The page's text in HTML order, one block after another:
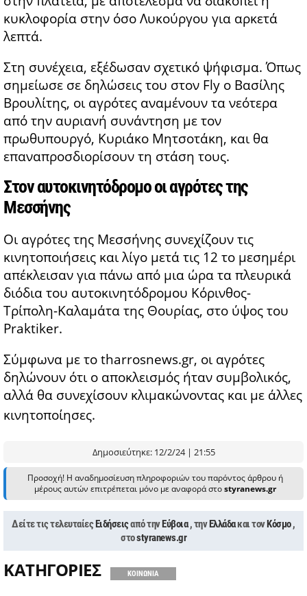
κυκλοφορία στην όσο Λυκούργου για αρκετά
λεπτά.
Στη συνέχεια, εξέδωσαν σχετικό ψήφισμα. Όπως
σημείωσε σε δηλώσεις του στον Fly ο Βασίλης
Βρουλίτης, οι αγρότες αναμένουν τα νεότερα
από την αυριανή συνάντηση με τον
πρωθυπουργό, Κυριάκο Μητσοτάκη, και θα
επαναπροσδιορίσουν τη στάση τους.
Στον αυτοκινητόδρομο οι αγρότες της
Μεσσήνης
Οι αγρότες της Μεσσήνης συνεχίζουν τις
κινητοποιήσεις και λίγο μετά τις 12 το μεσημέρι
απέκλεισαν για πάνω από μια ώρα τα πλευρικά
διόδια του αυτοκινητόδρομου Κόρινθος-
Τρίπολη-Καλαμάτα της Θουρίας, στο ύψος του
Praktiker.
Σύμφωνα με το tharrosnews.gr, οι αγρότες
δηλώνουν ότι ο αποκλεισμός ήταν συμβολικός,
αλλά θα συνεχίσουν κλιμακώνοντας και με άλλες
κινητοποίησες.
Δημοσιεύτηκε: 12/2/24 | 21:55
Προσοχή! Η αναδημοσίευση πληροφοριών του παρόντος άρθρου ή
μέρους αυτών επιτρέπεται μόνο με αναφορά στοstyranews.gr
Δείτε τις τελευταίεςΕιδήσειςαπό τηνΕύβοια , τηνΕλλάδακαι τονΚόσμο,
στοstyranews.gr
ΚΑΤΗΓΟΡΙΕΣ ΚΟΙΝΩΝΙΑ